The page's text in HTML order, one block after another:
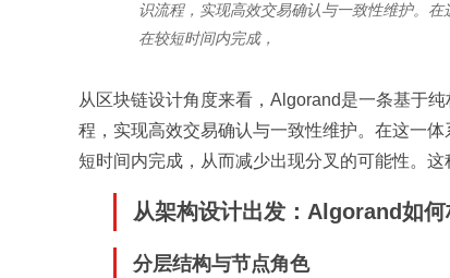
识流程，实现高效交易确认与一致性维护。
在较短时间内完成，
从区块链设计角度来看，Algorand是一条基于
程，实现高效交易确认与一致性维护。在这一
短时间内完成，从而减少出现分叉的可能性。
从架构设计出发：Algorand如
分层结构与节点角色